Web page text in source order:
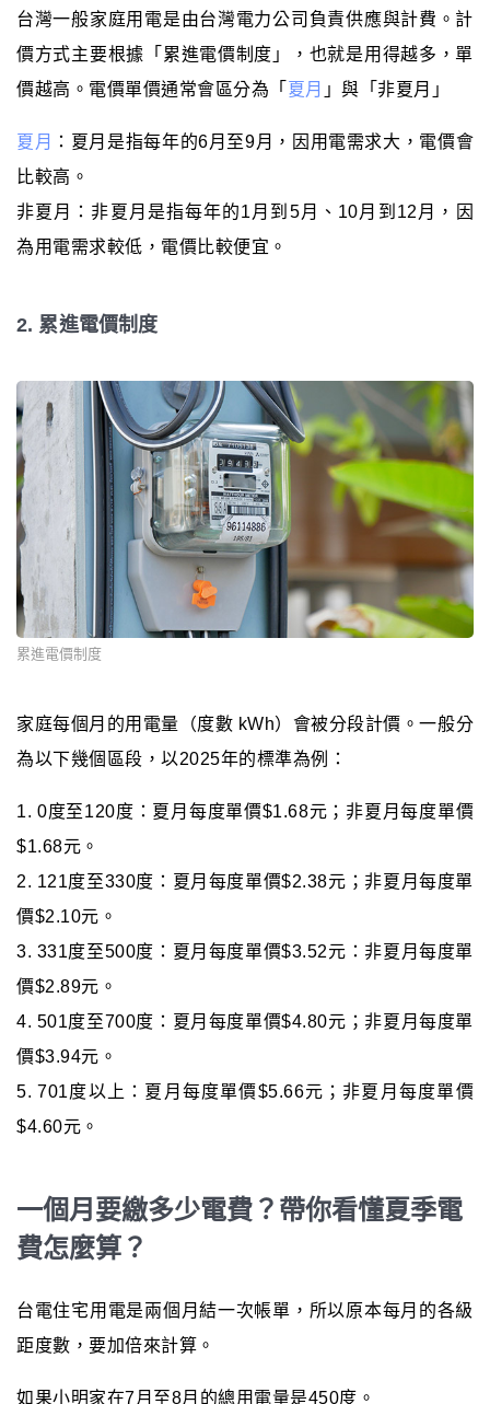
台灣一般家庭用電是由台灣電力公司負責供應與計費。計
價方式主要根據「累進電價制度」，也就是用得越多，單
價越高。電價單價通常會區分為「 夏月 」與「非夏月」
夏月 ：夏月是指每年的6月至9月，因用電需求大，電價會
比較高。
非夏月：非夏月是指每年的1月到5月、10月到12月，因
為用電需求較低，電價比較便宜。
2. 累進電價制度
累進電價制度
家庭每個月的用電量（度數 kWh）會被分段計價。一般分
為以下幾個區段，以2025年的標準為例：
1. 0度至120度：夏月每度單價$1.68元；非夏月每度單價
$1.68元。
2. 121度至330度：夏月每度單價$2.38元；非夏月每度單
價$2.10元。
3. 331度至500度：夏月每度單價$3.52元：非夏月每度單
價$2.89元。
4. 501度至700度：夏月每度單價$4.80元；非夏月每度單
價$3.94元。
5. 701度以上：夏月每度單價$5.66元；非夏月每度單價
$4.60元。
一個月要繳多少電費？帶你看懂夏季電
費怎麼算？
台電住宅用電是兩個月結一次帳單，所以原本每月的各級
距度數，要加倍來計算。
如果小明家在7月至8月的總用電量是450度。